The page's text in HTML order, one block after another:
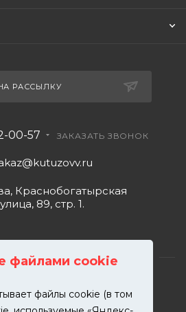
файлами cookie
файлы cookie (в том
РАССЫЛКУ
00-57 ЗАКАЗАТЬ ЗВОНОК
Краснобогатырская
улица, 89, стр. 1.
| Кузовной ремонт и покраска